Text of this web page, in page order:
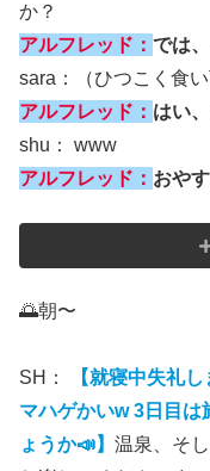
か？
アルフレッド： では
sara：（ひつこく食い
アルフレッド： はい
shu： www
アルフレッド： おや
🌅朝〜
SH：
【就寝中失礼
マハゲかいw 3日目
ょうか📣】 温泉、そ